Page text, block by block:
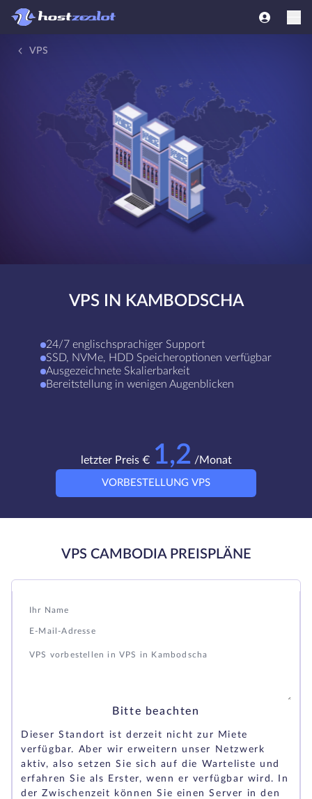
VPS
VPS IN KAMBODSCHA
24/7 englischsprachiger Support
SSD, NVMe, HDD Speicheroptionen verfügbar
Ausgezeichnete Skalierbarkeit
Bereitstellung in wenigen Augenblicken
letzter Preis € 1,2 /Monat
VORBESTELLUNG VPS
VPS CAMBODIA PREISPLÄNE
Bitte beachten
Dieser Standort ist derzeit nicht zur Miete
verfügbar. Aber wir erweitern unser Netzwerk
aktiv, also setzen Sie sich auf die Warteliste und
erfahren Sie als Erster, wenn er verfügbar wird. In
der Zwischenzeit können Sie einen Server in den